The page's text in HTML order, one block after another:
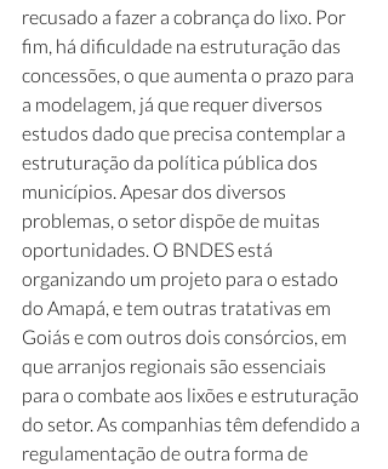
recusado a fazer a cobrança do lixo. Por
fim, há dificuldade na estruturação das
concessões, o que aumenta o prazo para
a modelagem, já que requer diversos
estudos dado que precisa contemplar a
estruturação da política pública dos
municípios. Apesar dos diversos
problemas, o setor dispõe de muitas
oportunidades. O BNDES está
organizando um projeto para o estado
do Amapá, e tem outras tratativas em
Goiás e com outros dois consórcios, em
que arranjos regionais são essenciais
para o combate aos lixões e estruturação
do setor. As companhias têm defendido a
regulamentação de outra forma de